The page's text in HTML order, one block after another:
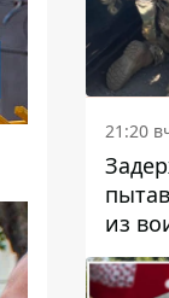
21:20
из
за 7
них